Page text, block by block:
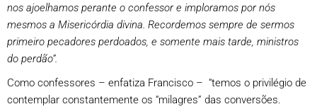
nos ajoelhamos perante o confessor e imploramos por nós
mesmos a Misericórdia divina. Recordemos sempre de sermos
primeiro pecadores perdoados, e somente mais tarde, ministros
do perdão”.
Como confessores – enfatiza Francisco – “temos o privilégio de
contemplar constantemente os “milagres” das conversões.